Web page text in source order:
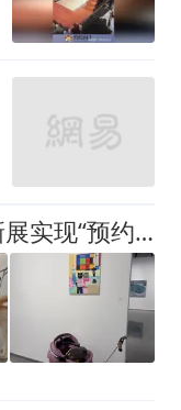
携宠看展！嘉禾艺术中心新展实现“预约即可带猫狗看展”